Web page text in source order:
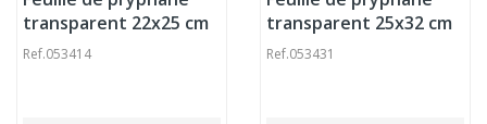
transparent 22x25 cm
(1000 pièces)
Ref.053414
transparent 25x32 cm
(1000 pièces)
Ref.053431